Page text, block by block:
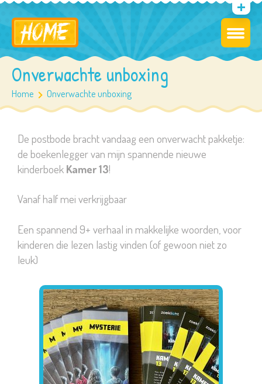
Onverwachte unboxing
Home Onverwachte unboxing
De postbode bracht vandaag een onverwacht pakketje:
de boekenlegger van mijn spannende nieuwe
kinderboek Kamer 13!
Vanaf half mei verkrijgbaar
Een spannend 9+ verhaal in makkelijke woorden, voor
kinderen die lezen lastig vinden (of gewoon niet zo
leuk)